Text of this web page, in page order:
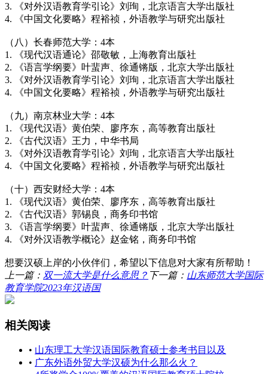
3. 《对外汉语教育学引论》刘珣，北京语言大学出版社
4. 《中国文化要略》程裕祯，外语教学与研究出版社
（八）长春师范大学：4本
1. 《现代汉语通论》邵敬敏，上海教育出版社
2. 《语言学纲要》叶蜚声、徐通锵版，北京大学出版社
3. 《对外汉语教育学引论》刘珣，北京语言大学出版社
4. 《中国文化要略》程裕祯，外语教学与研究出版社
（九）南京林业大学：4本
1. 《现代汉语》黄伯荣、廖序东，高等教育出版社
2. 《古代汉语》王力，中华书局
3. 《对外汉语教育学引论》刘珣，北京语言大学出版社
4. 《中国文化要略》程裕祯，外语教学与研究出版社
（十）西安财经大学：4本
1. 《现代汉语》黄伯荣、廖序东，高等教育出版社
2. 《古代汉语》郭锡良，商务印书馆
3. 《语言学纲要》叶蜚声、徐通锵版，北京大学出版社
4. 《对外汉语教学概论》赵金铭，商务印书馆
想要汉硕上岸的小伙伴们，希望以下信息对大家有所帮助！
上一篇： 双一流大学是什么意思？ 下一篇： 山东师范大学国际
教育学院2023年汉语国
相关阅读
• 山东理工大学汉语国际教育硕士参考书目以及
• 广东外语外贸大学汉硕为什么那么火？